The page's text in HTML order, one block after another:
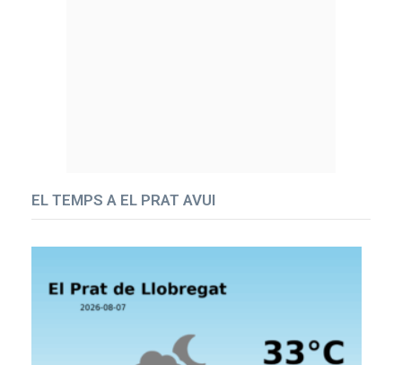
EL TEMPS A EL PRAT AVUI